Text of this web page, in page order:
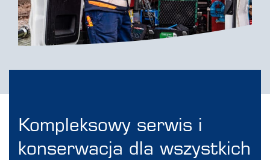
Kompleksowy serwis i
konserwacja dla wszystkich